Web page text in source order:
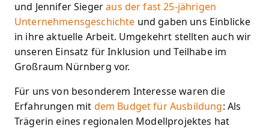
und Jennifer Siegeraus der fast 25-jährigen
Unternehmensgeschichte und gaben uns Einblicke
in ihre aktuelle Arbeit. Umgekehrt stellten auch wir
unseren Einsatz für Inklusion und Teilhabe im
Großraum Nürnberg vor.
Für uns von besonderem Interesse waren die
Erfahrungen mit dem Budget für Ausbildung: Als
Trägerin eines regionalen Modellprojektes hat